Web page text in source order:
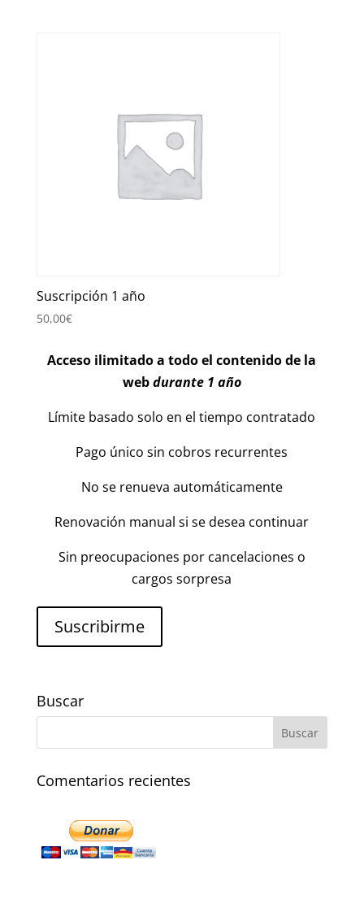
Suscripción 1 año
50,00€
Acceso ilimitado a todo el contenido de la
webdurante 1 año
Límite basado solo en el tiempo contratado
Pago único sin cobros recurrentes
No se renueva automáticamente
Renovación manual si se desea continuar
Sin preocupaciones por cancelaciones o
cargos sorpresa
Suscribirme
Buscar
Comentarios recientes